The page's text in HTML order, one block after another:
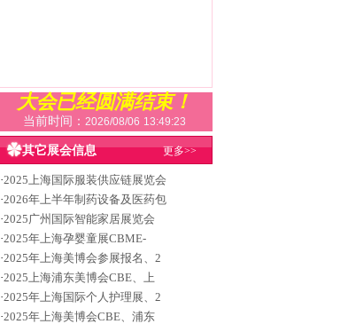
大会已经圆满结束！
当前时间： 2026/08/06 13:49:23
其它展会信息 更多>>
·2025上海国际服装供应链展览会
·2026年上半年制药设备及医药包
·2025广州国际智能家居展览会
·2025年上海孕婴童展CBME-
·2025年上海美博会参展报名、2
·2025上海浦东美博会CBE、上
·2025年上海国际个人护理展、2
·2025年上海美博会CBE、浦东